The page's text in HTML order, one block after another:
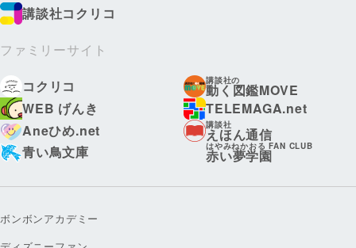
講談社コクリコ
ファミリーサイト
コクリコ
講談社の
動く図鑑MOVE
WEB げんき
TELEMAGA.net
Aneひめ.net
講談社
えほん通信
青い鳥文庫
はやみねかおる FAN CLUB
赤い夢学園
ボンボンアカデミー